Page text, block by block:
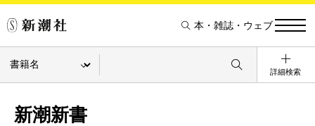
本・雑誌・ウェブ
詳細検索
新潮新書